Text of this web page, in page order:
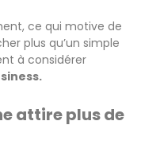
ce qui motive de
plus qu’un simple
à considérer
attire plus de